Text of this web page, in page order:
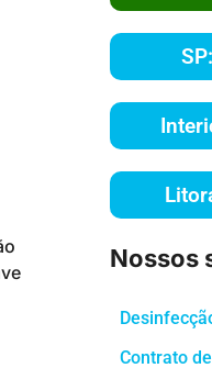
Nossos
Contrato